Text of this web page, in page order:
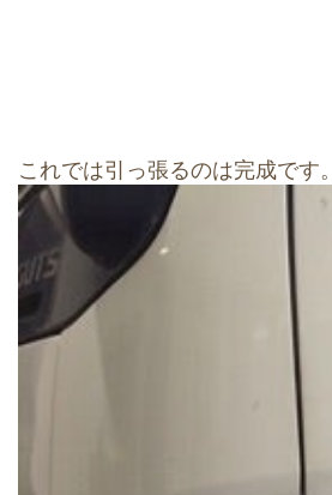
これでは引っ張るのは完成です。